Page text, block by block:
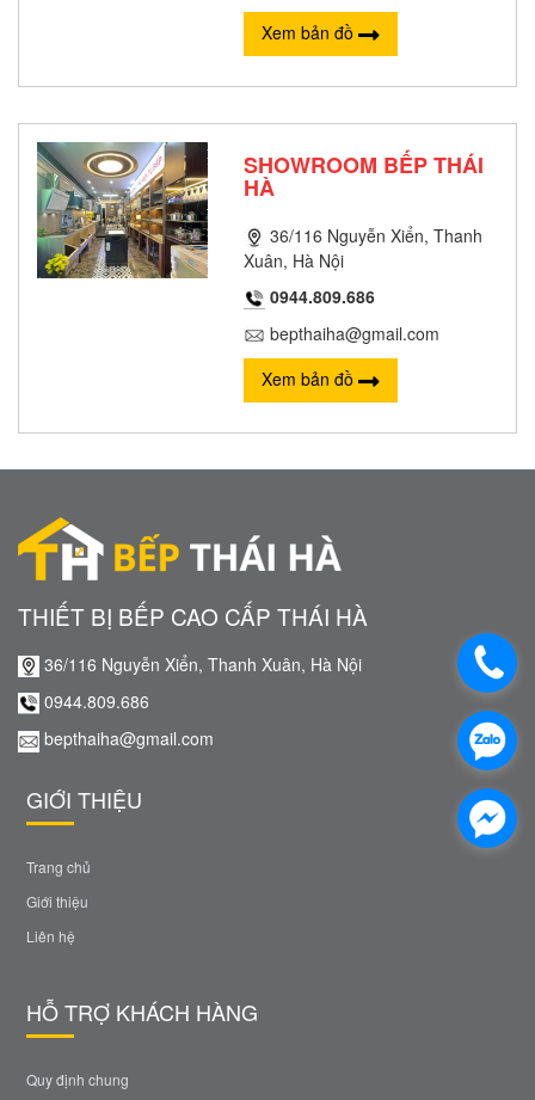
Xem bản đồ
SHOWROOM BẾP THÁI
HÀ
36/116 Nguyễn Xiển, Thanh
Xuân, Hà Nội
0944.809.686
bepthaiha@gmail.com
Xem bản đồ
THIẾT BỊ BẾP CAO CẤP THÁI HÀ
36/116 Nguyễn Xiển, Thanh Xuân, Hà Nội
0944.809.686
bepthaiha@gmail.com
GIỚI THIỆU
Trang chủ
Giới thiệu
Liên hệ
HỖ TRỢ KHÁCH HÀNG
Quy định chung